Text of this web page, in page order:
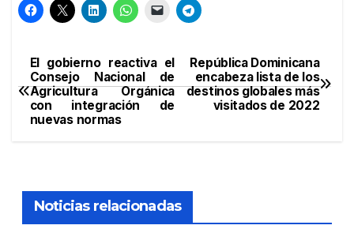
Navegación
de
República Dominicana
encabeza lista de los
destinos globales más
visitados de 2022
El gobierno reactiva el
Consejo Nacional de
Agricultura Orgánica
con integración de
nuevas normas
Noticias relacionadas